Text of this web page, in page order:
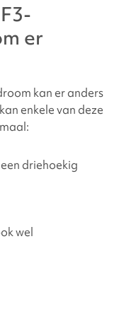
er
kan er anders
enkele van deze
driehoekig
wel